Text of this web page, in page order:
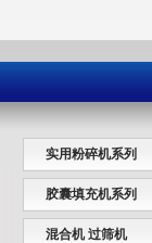
实用粉碎机系列
胶囊填充机系列
混合机 过筛机